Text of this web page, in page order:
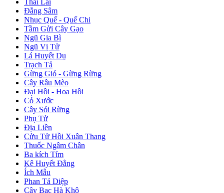
Thài Lài
Đẳng Sâm
Nhục Quế - Quế Chi
Tầm Gửi Cây Gạo
Ngũ Gia Bì
Ngũ Vị Tử
Lá Huyết Dụ
Trạch Tả
Gừng Gió - Gừng Rừng
Cây Râu Mèo
Đại Hồi - Hoa Hồi
Cỏ Xước
Cây Sói Rừng
Phụ Tử
Địa Liền
Cửu Tử Hồi Xuân Thang
Thuốc Ngâm Chân
Ba kích Tím
Kê Huyết Đằng
Ích Mẫu
Phan Tả Diệp
Cây Bạc Hà Khô